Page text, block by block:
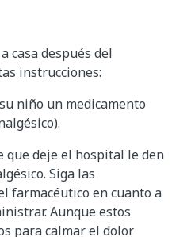
casa después del
instrucciones:
niño un medicamento
que deje el hospital le den
Siga las
farmacéutico en cuanto a
Aunque estos
para calmar el dolor